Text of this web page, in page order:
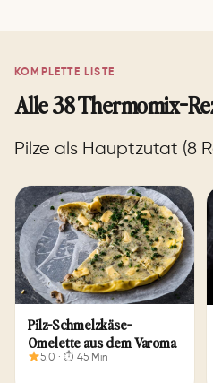
KOMPLETTE LISTE
Alle 38 Thermomix-
Pilze als Hauptzutat (8
Pilz-Schmelzkäse-
Omelette aus dem Varoma
5.0 · ⏱ 45 Min